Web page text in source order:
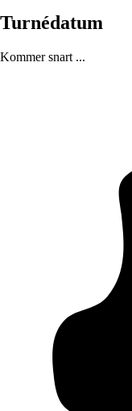
Turnédatum
Kommer snart ...